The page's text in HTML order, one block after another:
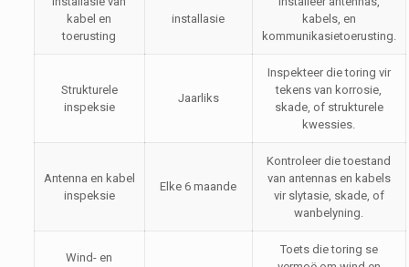
kabel en
toerusting
installasie
kabels, en
kommunikasietoerusting.
Strukturele
inspeksie
Jaarliks
Inspekteer die toring vir
tekens van korrosie,
skade, of strukturele
kwessies.
Antenna en kabel
inspeksie
Elke 6 maande
Kontroleer die toestand
van antennas en kabels
vir slytasie, skade, of
wanbelyning.
Wind- en
Toets die toring se